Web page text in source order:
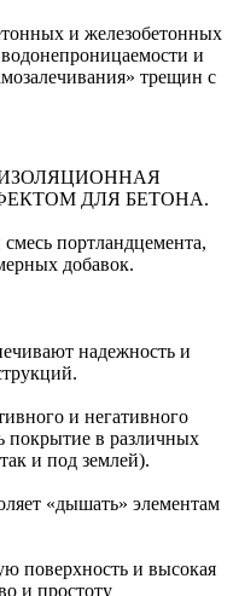
и железобетонных
и
трещин c
ДЛЯ БЕТОНА.
портландцемента,
добавок.
надежность и
и негативного
покрытие в различных
и под землей).
«дышать» элементам
поверхность и высокая
и простоту